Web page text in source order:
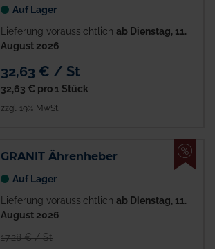
Auf Lager
Lieferung voraussichtlich ab Dienstag, 11.
August 2026
32,63 € / St
32,63 € pro 1 Stück
zzgl. 19% MwSt.
GRANIT Ährenheber
Auf Lager
Lieferung voraussichtlich ab Dienstag, 11.
August 2026
17,28 € / St
%